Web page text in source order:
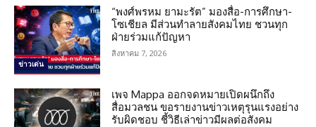
ข่าวเด่น
“พงศ์พรหม ยามะรัต” มองสื่อ-การศึกษา-
โซเชียล มีส่วนทำลายสังคมไทย ชวนทุก
ฝ่ายร่วมแก้ปัญหา
สิงหาคม 7, 2026
เพจ Mappa ออกจดหมายเปิดผนึกถึง
สื่อมวลชน ขอรายงานข่าวเหตุรุนแรงอย่าง
รับผิดชอบ ชี้วิธีเล่าข่าวมีผลต่อสังคม